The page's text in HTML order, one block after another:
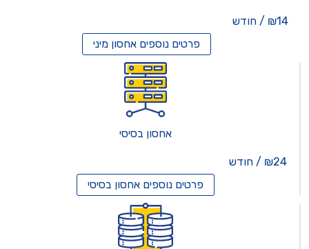
₪14 / חודש
פרטים נוספיםאחסון מיני
אחסון בסיסי
₪24 / חודש
פרטים נוספיםאחסון בסיסי